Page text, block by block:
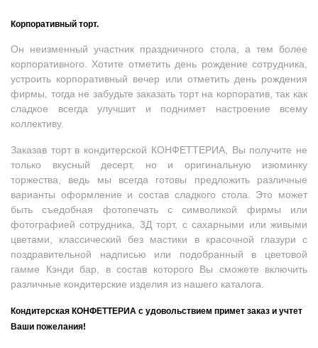
Корпоративный торт.
Он неизменный участник праздничного стола, а тем более
корпоративного. Хотите отметить день рождение сотрудника,
устроить корпоративный вечер или отметить день рождения
фирмы, тогда не забудьте заказать торт на корпоратив, так как
сладкое всегда улучшит и поднимет настроение всему
коллективу.
Заказав торт в кондитерской КОНФЕТТЕРИА, Вы получите не
только вкусный десерт, но и оригинальную изюминку
торжества, ведь мы всегда готовы предложить различные
варианты оформление и состав сладкого стола. Это может
быть съедобная фотопечать с символикой фирмы или
фотографией сотрудника, 3Д торт, с сахарными или живыми
цветами, классический без мастики в красочной глазури с
поздравительной надписью или подобранный в цветовой
гамме Кэнди бар, в состав которого Вы сможете включить
различные кондитерские изделия из нашего каталога.
Кондитерская КОНФЕТТЕРИА с удовольствием примет заказ и учтет
Ваши пожелания!